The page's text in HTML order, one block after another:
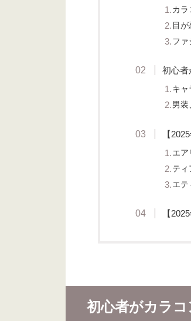
カラ
目
ファ
初心者
キャ
男装
【
エア
ティ
エテ
【
初心者がカラ